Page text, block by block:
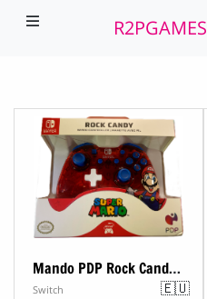
R2PGAMES
Mando PDP Rock Candy Super Mario
Switch
🇪🇺